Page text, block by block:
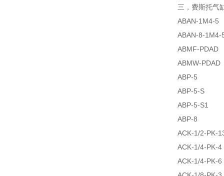
三，费斯托气
ABAN-1M4-5
ABAN-8-1M4-
ABMF-PDAD
ABMW-PDAD
ABP-5
ABP-5-S
ABP-5-S1
ABP-8
ACK-1/2-PK-
ACK-1/4-PK-4
ACK-1/4-PK-6